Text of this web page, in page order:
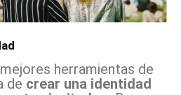
herramientas de
de crear una identidad